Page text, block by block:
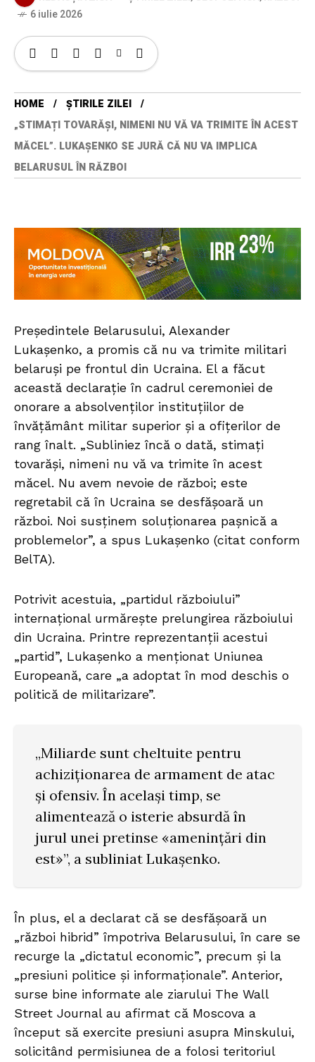
6 iulie 2026
HOME
ȘTIRILE ZILEI
„STIMAȚI TOVARĂȘI, NIMENI NU VĂ VA TRIMITE ÎN ACEST
MĂCEL”. LUKAȘENKO SE JURĂ CĂ NU VA IMPLICA
BELARUSUL ÎN RĂZBOI
Președintele Belarusului, Alexander
Lukașenko, a promis că nu va trimite militari
belaruși pe frontul din Ucraina. El a făcut
această declarație în cadrul ceremoniei de
onorare a absolvenților instituțiilor de
învățământ militar superior și a ofițerilor de
rang înalt. „Subliniez încă o dată, stimați
tovarăși, nimeni nu vă va trimite în acest
măcel. Nu avem nevoie de război; este
regretabil că în Ucraina se desfășoară un
război. Noi susținem soluționarea pașnică a
problemelor”, a spus Lukașenko (citat conform
BelTA).
Potrivit acestuia, „partidul războiului”
internațional urmărește prelungirea războiului
din Ucraina. Printre reprezentanții acestui
„partid”, Lukașenko a menționat Uniunea
Europeană, care „a adoptat în mod deschis o
politică de militarizare”.
„Miliarde sunt cheltuite pentru
achiziționarea de armament de atac
și ofensiv. În același timp, se
alimentează o isterie absurdă în
jurul unei pretinse «amenințări din
est»”, a subliniat Lukașenko.
În plus, el a declarat că se desfășoară un
„război hibrid” împotriva Belarusului, în care se
recurge la „dictatul economic”, precum și la
„presiuni politice și informaționale”. Anterior,
surse bine informate ale ziarului The Wall
Street Journal au afirmat că Moscova a
început să exercite presiuni asupra Minskului,
solicitând permisiunea de a folosi teritoriul